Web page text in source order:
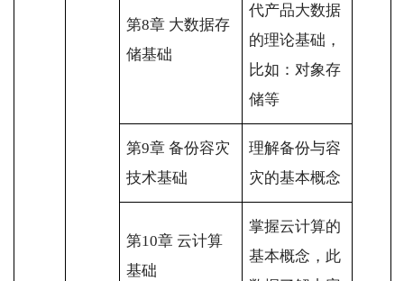
第8章 大数据存
储基础
代产品大数据
的理论基础，
比如：对象存
储等
第9章 备份容灾
技术基础
理解备份与容
灾的基本概念
第10章 云计算
基础
掌握云计算的
基本概念，此